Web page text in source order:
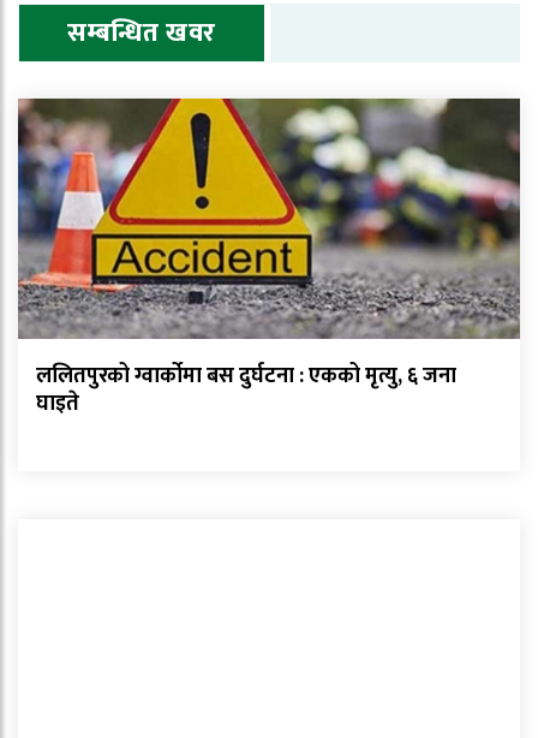
सम्बन्धित खवर
ललितपुरको ग्वार्कोमा बस दुर्घटना : एकको मृत्यु, ६ जना
घाइते